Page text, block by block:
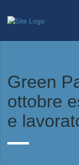
Green
ottobre
e